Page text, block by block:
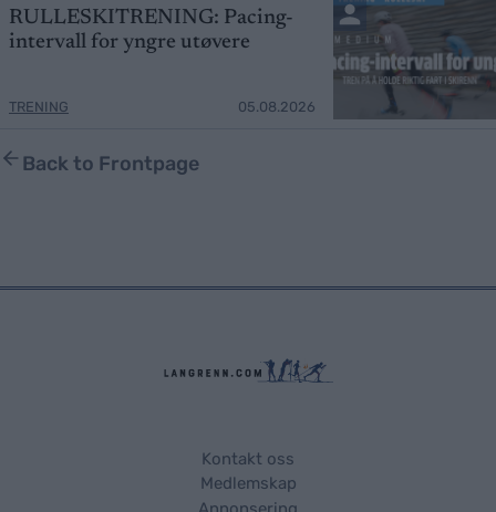
RULLESKITRENING: Pacing-
intervall for yngre utøvere
TRENING 05.08.2026
Back to Frontpage
Kontakt oss
Medlemskap